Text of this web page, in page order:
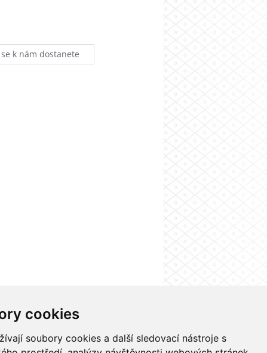
cookies
soubory cookies a další sledovací nástroje s
se k nám dostanete